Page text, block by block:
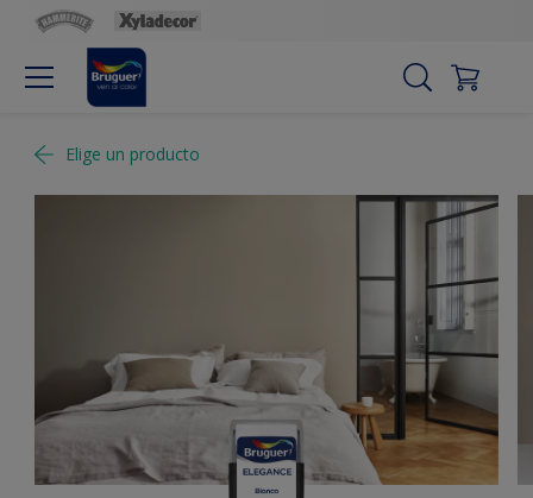
Elige un producto